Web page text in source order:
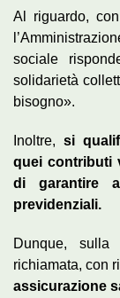
Al riguardo,
sociale
solidarietà
bisogno».
Inoltre,si
quei contributi
di garantire
previdenziali.
Dunque,
richiamata, con
assicurazione